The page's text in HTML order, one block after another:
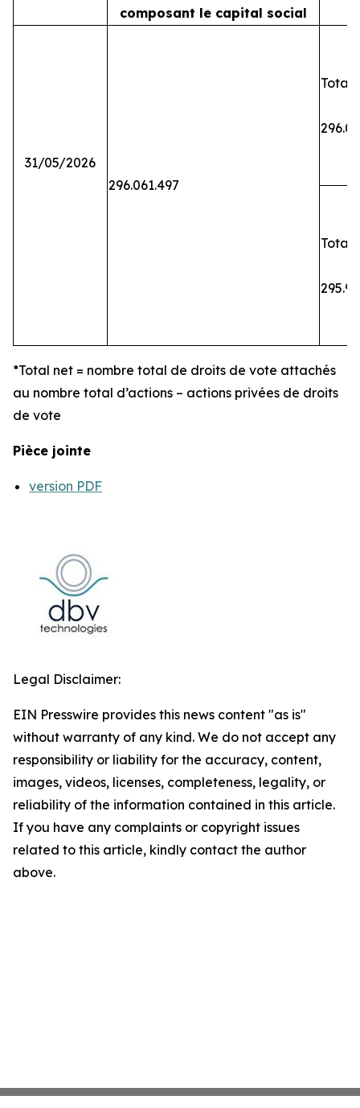
composant le capital social
31/05/2026
296.061.497
Total
Total
*Total net = nombre total de droits de vote attachés
au nombre total d’actions – actions privées de droits
de vote
Pièce jointe
version PDF
Legal Disclaimer:
EIN Presswire provides this news content "as is"
without warranty of any kind. We do not accept any
responsibility or liability for the accuracy, content,
images, videos, licenses, completeness, legality, or
reliability of the information contained in this article.
If you have any complaints or copyright issues
related to this article, kindly contact the author
above.